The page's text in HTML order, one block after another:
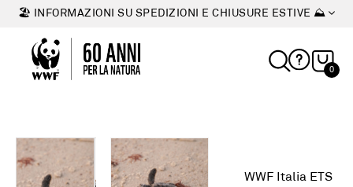
🏖 INFORMAZIONI SU SPEDIZIONI E CHIUSURE ESTIVE ⛰
0
WWF Italia ETS